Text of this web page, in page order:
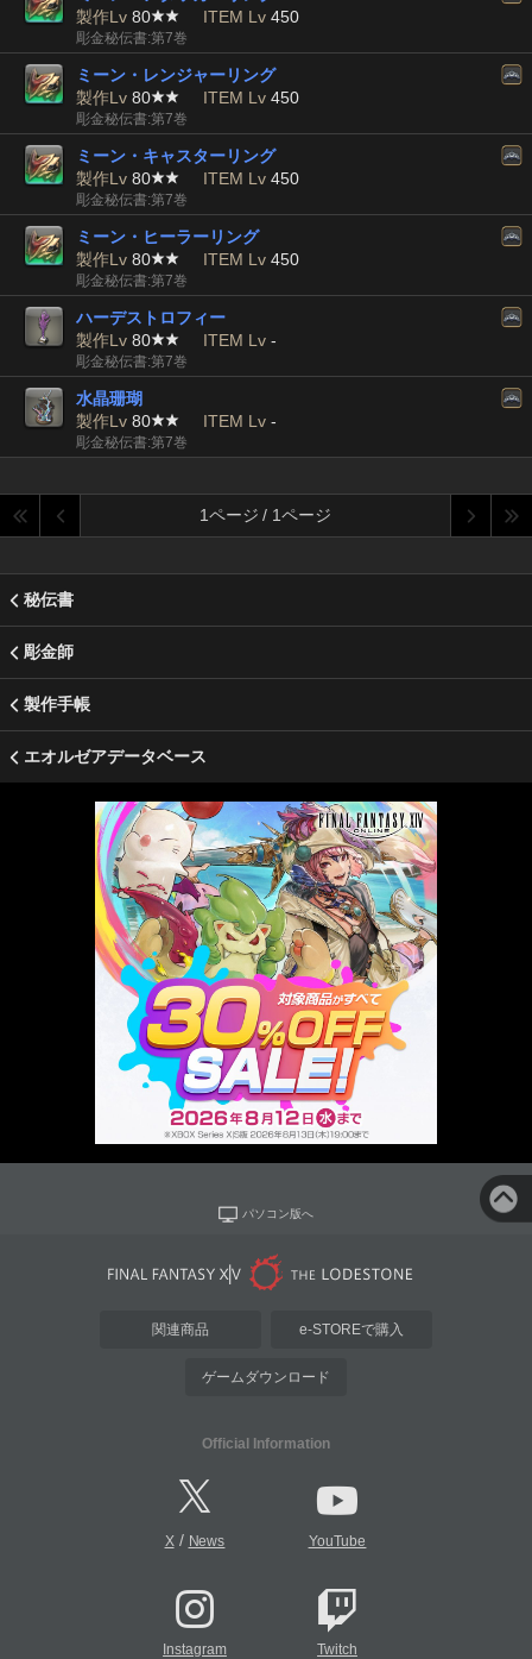
製作Lv 80 ITEM Lv 450
彫金秘伝書:第7巻
ミーン・レンジャーリング
製作Lv 80 ITEM Lv 450
彫金秘伝書:第7巻
ミーン・キャスターリング
製作Lv 80 ITEM Lv 450
彫金秘伝書:第7巻
ミーン・ヒーラーリング
製作Lv 80 ITEM Lv 450
彫金秘伝書:第7巻
ハーデストロフィー
製作Lv 80 ITEM Lv -
彫金秘伝書:第7巻
水晶珊瑚
製作Lv 80 ITEM Lv -
彫金秘伝書:第7巻
1ページ / 1ページ
秘伝書
彫金師
製作手帳
エオルゼアデータベース
パソコン版へ
関連商品 e-STOREで購入
ゲームダウンロード
Official Information
X/ News YouTube
Instagram Twitch